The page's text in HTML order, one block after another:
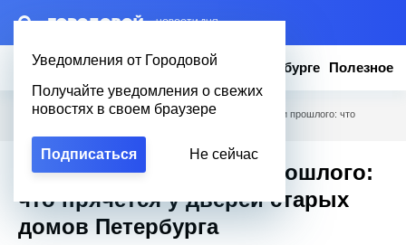
– НОВОСТИ ДНЯ
Уведомления от Городовой
Получайте уведомления о свежих
новостях в своем браузере
Подписаться Не сейчас
Новости Эксклюзив Вопросы о Петербурге Полезное
Городовой Новости Петербурга / Железные свидетели прошлого: что
Железные свидетели прошлого:
что прячется у дверей старых
домов Петербурга